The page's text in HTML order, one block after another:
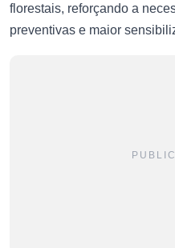
florestais, reforçando a
preventivas e maior